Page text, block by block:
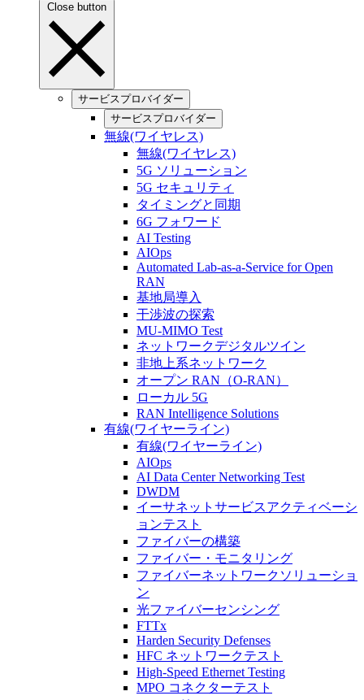
Close button
サービスプロバイダー
サービスプロバイダー
無線(ワイヤレス)
無線(ワイヤレス)
5G ソリューション
5G セキュリティ
タイミングと同期
6G フォワード
AI Testing
AIOps
Automated Lab-as-a-Service for Open
RAN
基地局導入
干渉波の探索
MU-MIMO Test
ネットワークデジタルツイン
非地上系ネットワーク
オープン RAN（O-RAN）
ローカル 5G
RAN Intelligence Solutions
有線(ワイヤーライン)
有線(ワイヤーライン)
AIOps
AI Data Center Networking Test
DWDM
イーサネットサービスアクティベーシ
ョンテスト
ファイバーの構築
ファイバー・モニタリング
ファイバーネットワークソリューショ
ン
光ファイバーセンシング
FTTx
Harden Security Defenses
HFC ネットワークテスト
High-Speed Ethernet Testing
MPO コネクターテスト